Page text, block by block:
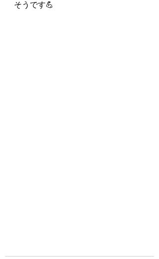
そうです💪